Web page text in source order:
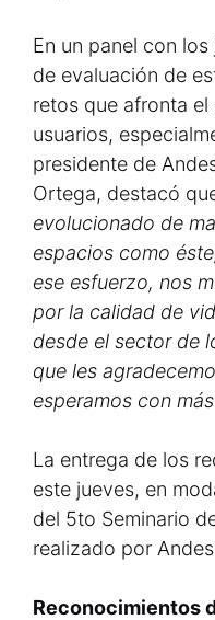
En un panel con
de evaluación de
retos que afronta
usuarios,
presidente de
Ortega, destacó
evolucionado de
espacios como
ese esfuerzo, nos
por la calidad de
desde el sector de
que les
esperamos con
La entrega de los
este jueves, en
del 5to Seminario
realizado por
Reconocimientos